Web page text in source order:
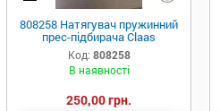
808258 Натягувач пружинний
прес-підбирача Claas
Код: 808258
В наявності
250,00 грн.